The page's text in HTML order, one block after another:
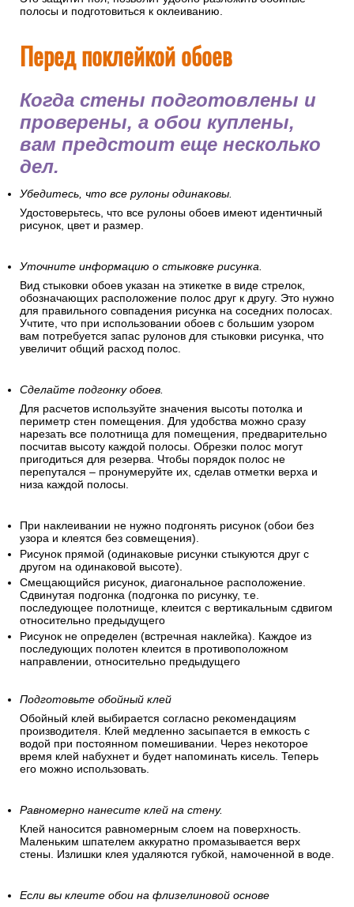
полосы и подготовиться к оклеиванию.
Перед поклейкой обоев
Когда стены подготовлены и
проверены, а обои куплены,
вам предстоит еще несколько
дел.
Убедитесь, что все рулоны одинаковы.
Удостоверьтесь, что все рулоны обоев имеют идентичный
рисунок, цвет и размер.
Уточните информацию о стыковке рисунка.
Вид стыковки обоев указан на этикетке в виде стрелок,
обозначающих расположение полос друг к другу. Это нужно
для правильного совпадения рисунка на соседних полосах.
Учтите, что при использовании обоев с большим узором
вам потребуется запас рулонов для стыковки рисунка, что
увеличит общий расход полос.
Сделайте подгонку обоев.
Для расчетов используйте значения высоты потолка и
периметр стен помещения. Для удобства можно сразу
нарезать все полотнища для помещения, предварительно
посчитав высоту каждой полосы. Обрезки полос могут
пригодиться для резерва. Чтобы порядок полос не
перепутался – пронумеруйте их, сделав отметки верха и
низа каждой полосы.
При наклеивании не нужно подгонять рисунок (обои без
узора и клеятся без совмещения).
Рисунок прямой (одинаковые рисунки стыкуются друг с
другом на одинаковой высоте).
Смещающийся рисунок, диагональное расположение.
Сдвинутая подгонка (подгонка по рисунку, т.е.
последующее полотнище, клеится с вертикальным сдвигом
относительно предыдущего
Рисунок не определен (встречная наклейка). Каждое из
последующих полотен клеится в противоположном
направлении, относительно предыдущего
Подготовьте обойный клей
Обойный клей выбирается согласно рекомендациям
производителя. Клей медленно засыпается в емкость с
водой при постоянном помешивании. Через некоторое
время клей набухнет и будет напоминать кисель. Теперь
его можно использовать.
Равномерно нанесите клей на стену.
Клей наносится равномерным слоем на поверхность.
Маленьким шпателем аккуратно промазывается верх
стены. Излишки клея удаляются губкой, намоченной в воде.
Если вы клеите обои на флизелиновой основе